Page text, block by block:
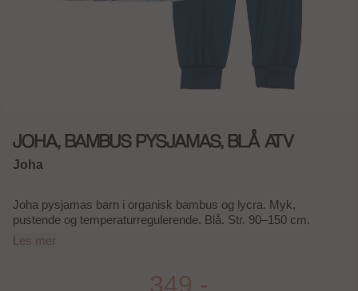
JOHA, BAMBUS PYSJAMAS, BLÅ ATV
Joha
Joha pysjamas barn i organisk bambus og lycra. Myk,
pustende og temperaturregulerende. Blå. Str. 90–150 cm.
Les mer
349,-